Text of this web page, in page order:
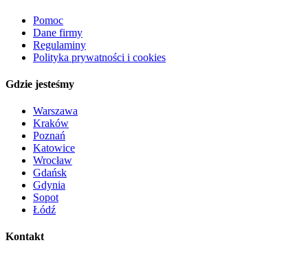
Pomoc
Dane firmy
Regulaminy
Polityka prywatności i cookies
Gdzie jesteśmy
Warszawa
Kraków
Poznań
Katowice
Wrocław
Gdańsk
Gdynia
Sopot
Łódź
Kontakt